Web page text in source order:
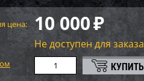
цена: 10 000₽
Не доступен для заказа